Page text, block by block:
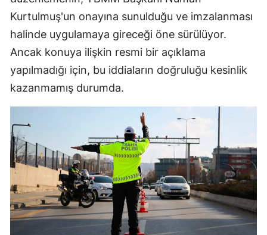
Kurtulmuş'un onayına sunulduğu ve imzalanması
halinde uygulamaya gireceği öne sürülüyor.
Ancak konuya ilişkin resmi bir açıklama
yapılmadığı için, bu iddiaların doğruluğu kesinlik
kazanmamış durumda.